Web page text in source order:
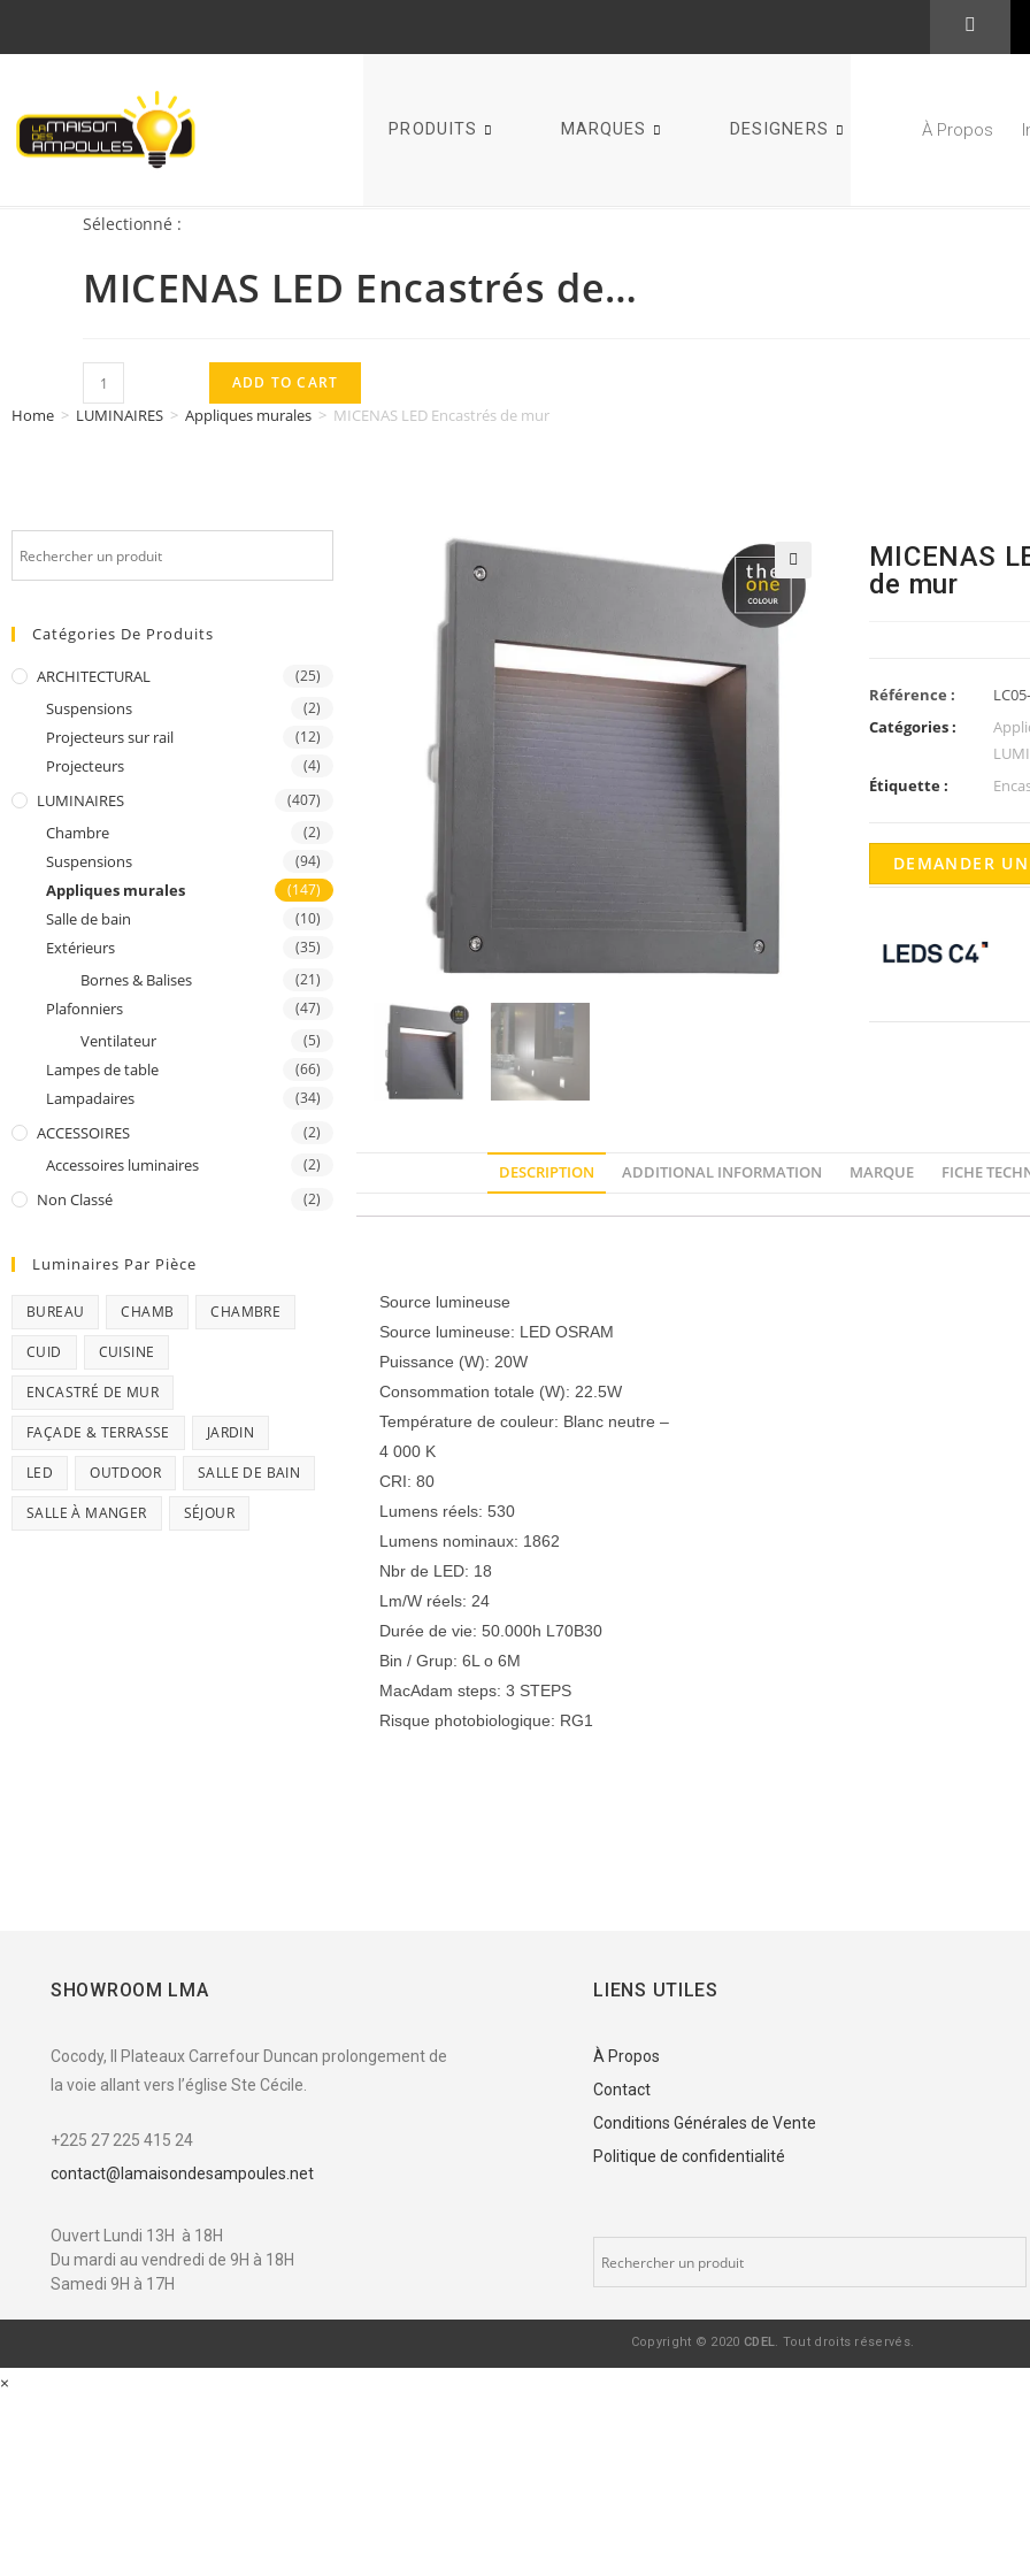
PRODUITS MARQUES DESIGNERS À Propos
Sélectionné :
MICENAS LED Encastrés de…
ADD TO CART
Home > LUMINAIRES > Appliques murales > MICENAS LED Encastrés de mur
Catégories De Produits
ARCHITECTURAL (25)
Suspensions (2)
Projecteurs sur rail (12)
Projecteurs (4)
LUMINAIRES (407)
Chambre (2)
Suspensions (94)
Appliques murales (147)
Salle de bain (10)
Extérieurs (35)
Bornes & Balises (21)
Plafonniers (47)
Ventilateur (5)
Lampes de table (66)
Lampadaires (34)
ACCESSOIRES (2)
Accessoires luminaires (2)
Non Classé (2)
Luminaires Par Pièce
BUREAU CHAMB CHAMBRE
CUID CUISINE
ENCASTRÉ DE MUR
FAÇADE & TERRASSE JARDIN
LED OUTDOOR SALLE DE BAIN
SALLE À MANGER SÉJOUR
MICENAS
de mur
Référence :
Catégories :
Étiquette :
DEMANDER
DESCRIPTION ADDITIONAL INFORMATION MARQUE FICHE
Source lumineuse
Source lumineuse: LED OSRAM
Puissance (W): 20W
Consommation totale (W): 22.5W
Température de couleur: Blanc neutre –
4 000 K
CRI: 80
Lumens réels: 530
Lumens nominaux: 1862
Nbr de LED: 18
Lm/W réels: 24
Durée de vie: 50.000h L70B30
Bin / Grup: 6L o 6M
MacAdam steps: 3 STEPS
Risque photobiologique: RG1
SHOWROOM LMA
Cocody, II Plateaux Carrefour Duncan prolongement de
la voie allant vers l’église Ste Cécile.
+225 27 225 415 24
contact@lamaisondesampoules.net
Ouvert Lundi 13H à 18H
Du mardi au vendredi de 9H à 18H
Samedi 9H à 17H
LIENS UTILES
À Propos
Contact
Conditions Générales de Vente
Politique de confidentialité
Copyright © 2020 CDEL. Tout droits réservés.
×